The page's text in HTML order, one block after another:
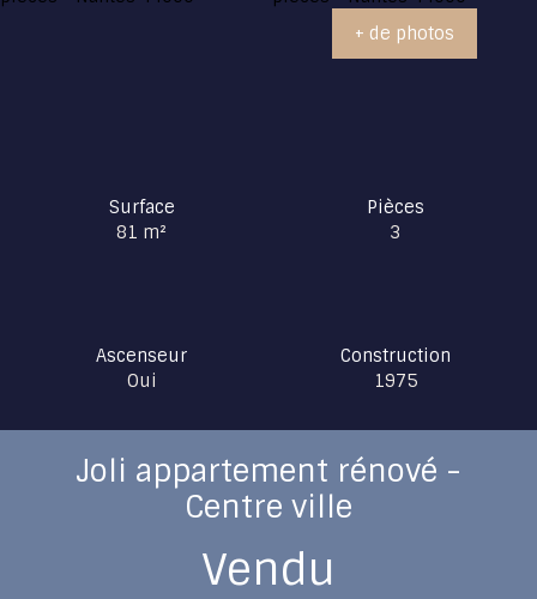
+ de photos
Surface
81 m²
Pièces
3
Ascenseur
Oui
Construction
1975
Joli appartement rénové -
Centre ville
Vendu